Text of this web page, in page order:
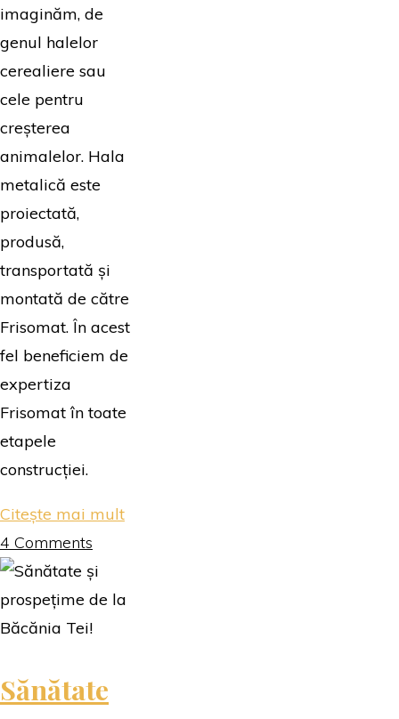
imaginăm, de
genul halelor
cerealiere sau
cele pentru
creșterea
animalelor. Hala
metalică este
proiectată,
produsă,
transportată și
montată de către
Frisomat. În acest
fel beneficiem de
expertiza
Frisomat în toate
etapele
construcției.
Citește mai mult"Bun
ghiurghiuliu…"
4 Comments
Sănătate